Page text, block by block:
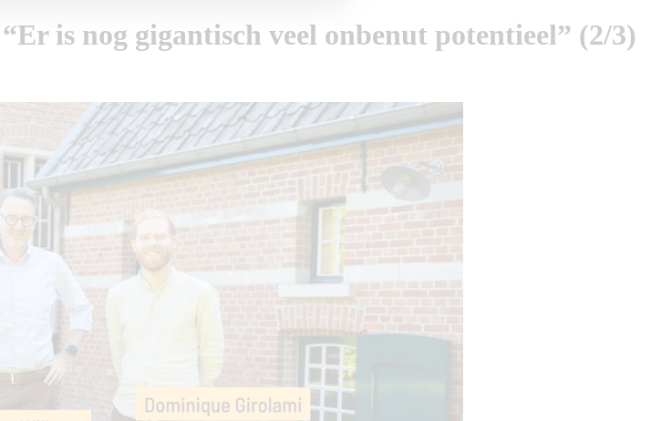
is nog gigantisch veel onbenut potentieel” (2/3)